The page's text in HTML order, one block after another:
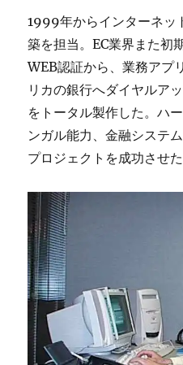
1999年からインターネッ
築を担当。EC業界また初
WEB認証から、業務アプ
リカの銀行へダイヤルア
をトータル製作した。ハ
ンガル能力、金融システ
プロジェクトを成功させた